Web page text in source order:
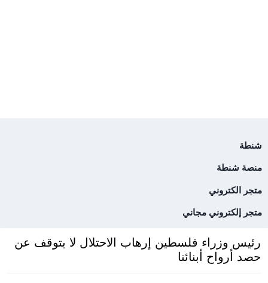
شنطة
منصة شنطة
متجر الكتروني
متجر إلكتروني مجاني
رئيس وزراء فلسطين إرهاب الاحتلال لا يتوقف عن
حصد أرواح أبنائنا